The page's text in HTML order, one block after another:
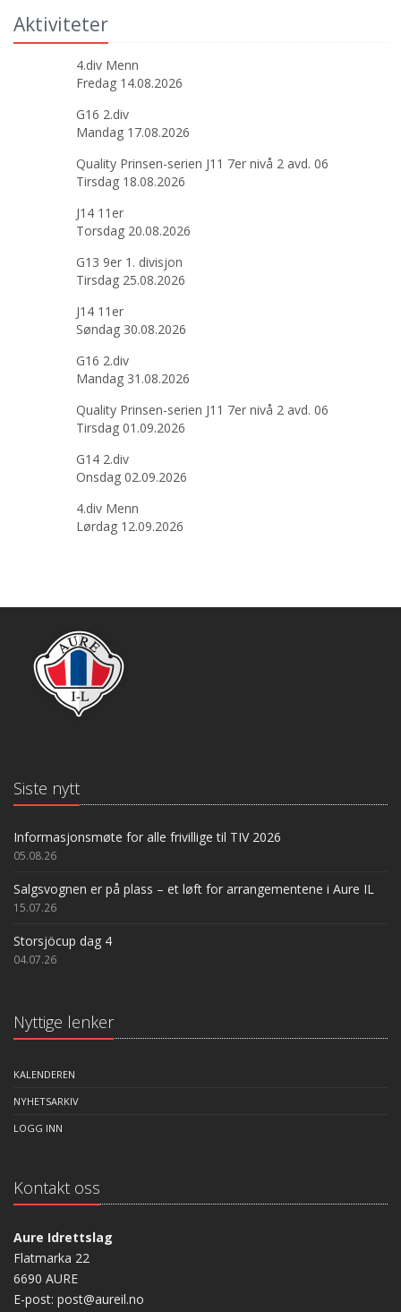
Aktiviteter
4.div Menn
Fredag 14.08.2026
G16 2.div
Mandag 17.08.2026
Quality Prinsen-serien J11 7er nivå 2 avd. 06
Tirsdag 18.08.2026
J14 11er
Torsdag 20.08.2026
G13 9er 1. divisjon
Tirsdag 25.08.2026
J14 11er
Søndag 30.08.2026
G16 2.div
Mandag 31.08.2026
Quality Prinsen-serien J11 7er nivå 2 avd. 06
Tirsdag 01.09.2026
G14 2.div
Onsdag 02.09.2026
4.div Menn
Lørdag 12.09.2026
Siste nytt
Informasjonsmøte for alle frivillige til TIV 2026
05.08.26
Salgsvognen er på plass – et løft for arrangementene i Aure IL
15.07.26
Storsjöcup dag 4
04.07.26
Nyttige lenker
KALENDEREN
NYHETSARKIV
LOGG INN
Kontakt oss
Aure Idrettslag
Flatmarka 22
6690 AURE
E-post: post@aureil.no